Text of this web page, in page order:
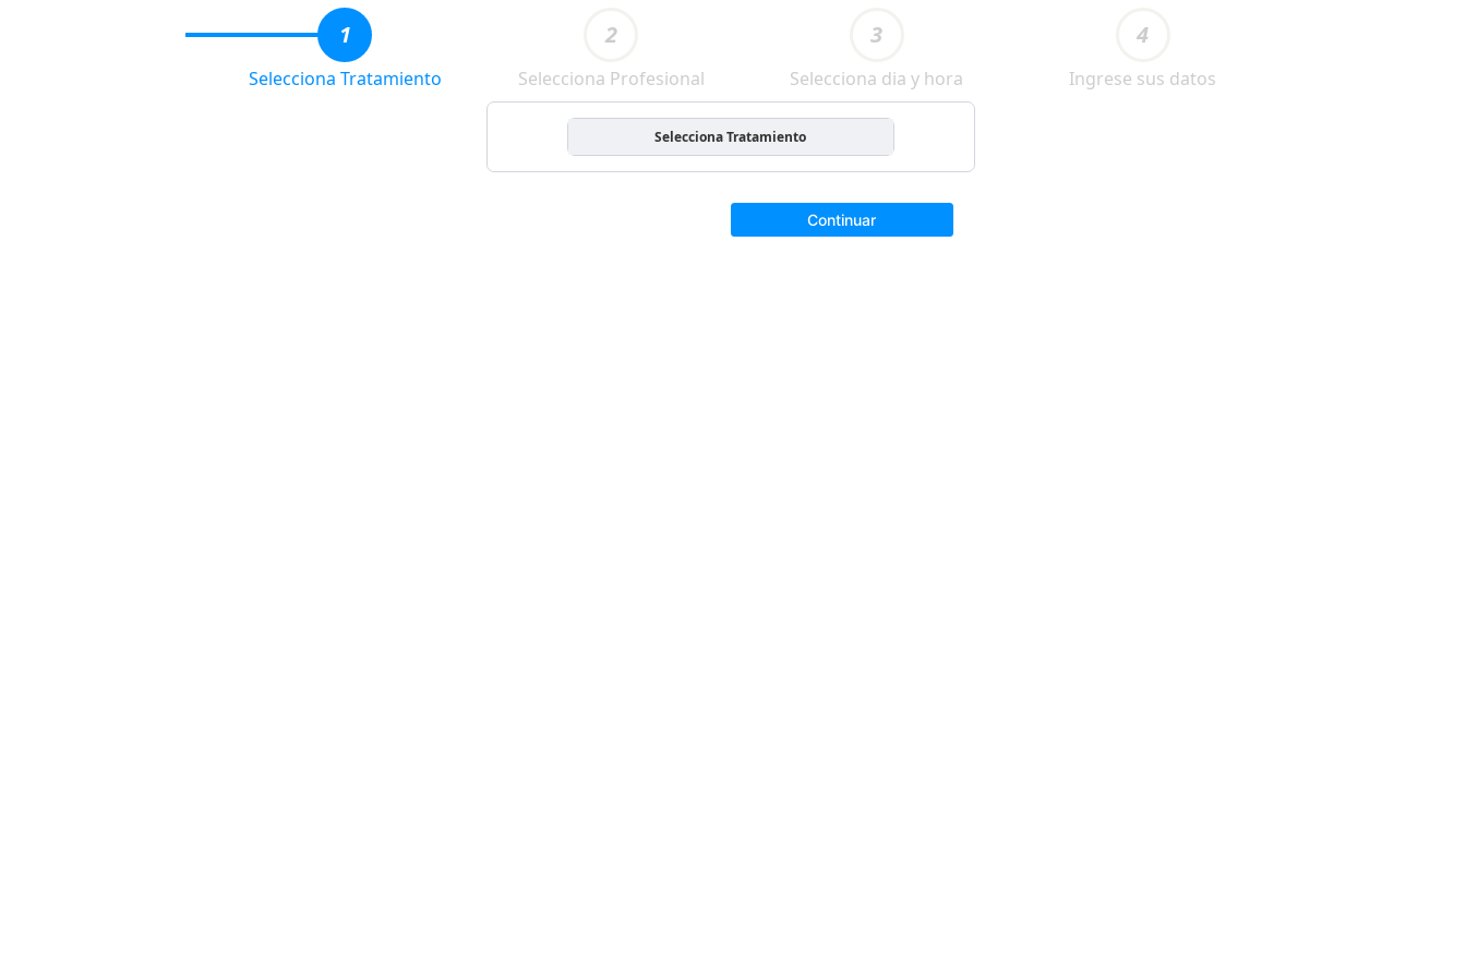
1
Selecciona Tratamiento
2
Selecciona Profesional
3
Selecciona dia y hora
4
Ingrese sus datos
Selecciona Tratamiento
Continuar